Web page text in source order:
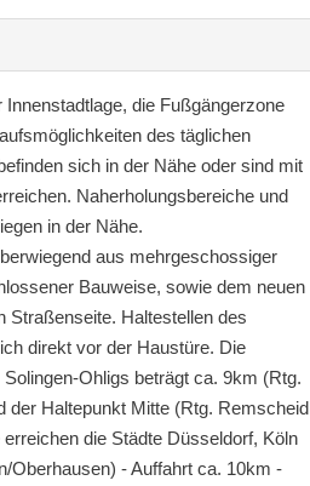
die Fußgängerzone
des täglichen
sich in der Nähe oder sind mit
Naherholungsbereiche und
in der Nähe.
aus mehrgeschossiger
Bauweise, sowie dem neuen
Straßenseite. Haltestellen des
direkt vor der Haustüre. Die
Ohligs beträgt ca. 9km (Rtg.
der Haltepunkt Mitte (Rtg. Remscheid
die Städte Düsseldorf, Köln
Oberhausen) - Auffahrt ca. 10km -